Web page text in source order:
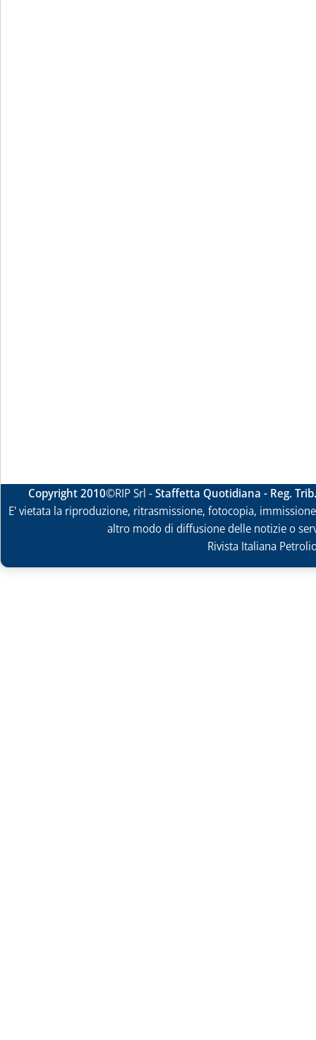
Copyright 2010©RIP Srl -Staffetta Quotidiana - Reg.
E' vietata la riproduzione, ritrasmissione, fotocopia,
altro modo di diffusione delle notizie o
Rivista Italiana